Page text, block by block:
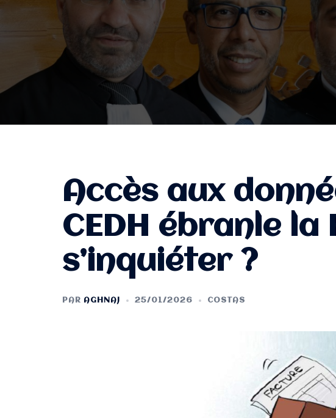
Accès aux
CEDH ébranle
s’inquiéter ?
PAR AGHNAJ 25/01/2026 COSTAS